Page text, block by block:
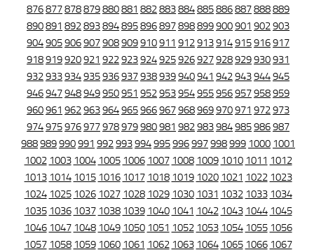
876877878879880881 882883884885886887888889
890891 892893894895896897898899900901 902903
904905906907908909910911 912913914915916917
918919920921 922923924925926927928929930931
932933934935936937938939940941 942943944945
946947948949950951 952953954955956957958959
960961 962963964965966967968969970971 972973
974975976977978979980981 982983984985986987
988989990991 992993994995996997998999 1000 1001
1002 1003 1004 1005 1006 1007 1008 1009 1010 1011 1012
1013 1014 1015 1016 1017 1018 1019 1020 1021 1022 1023
1024 1025 1026 1027 1028 1029 1030 1031 1032 1033 1034
1035 1036 1037 1038 1039 1040 1041 1042 1043 1044 1045
1046 1047 1048 1049 1050 1051 1052 1053 1054 1055 1056
1057 1058 1059 1060 1061 1062 1063 1064 1065 1066 1067